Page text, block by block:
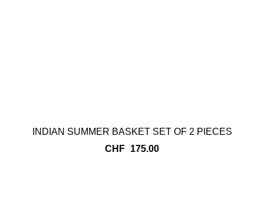
INDIAN SUMMER BASKET SET OF 2 PIECES
CHF 175.00